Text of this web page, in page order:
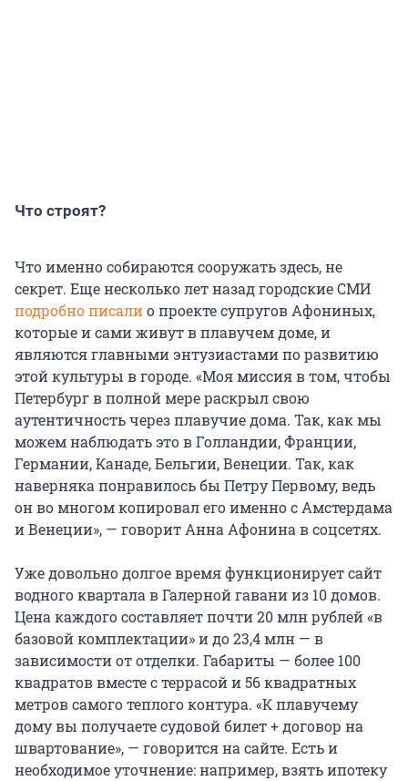
Что строят?
Что именно собираются сооружать здесь, не
секрет. Еще несколько лет назад городские СМИ
подробно писалио проекте супругов Афониных,
которые и сами живут в плавучем доме, и
являются главными энтузиастами по развитию
этой культуры в городе. «Моя миссия в том, чтобы
Петербург в полной мере раскрыл свою
аутентичность через плавучие дома. Так, как мы
можем наблюдать это в Голландии, Франции,
Германии, Канаде, Бельгии, Венеции. Так, как
наверняка понравилось бы Петру Первому, ведь
он во многом копировал его именно с Амстердама
и Венеции», — говорит Анна Афонина в соцсетях.
Уже довольно долгое время функционирует сайт
водного квартала в Галерной гавани из 10 домов.
Цена каждого составляет почти 20 млн рублей «в
базовой комплектации» и до 23,4 млн — в
зависимости от отделки. Габариты — более 100
квадратов вместе с террасой и 56 квадратных
метров самого теплого контура. «К плавучему
дому вы получаете судовой билет + договор на
швартование», — говорится на сайте. Есть и
необходимое уточнение: например, взять ипотеку